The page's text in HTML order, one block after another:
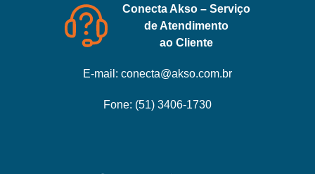
Conecta Akso – Serviço
de Atendimento
ao Cliente
E-mail: conecta@akso.com.br
Fone: (51) 3406-1730